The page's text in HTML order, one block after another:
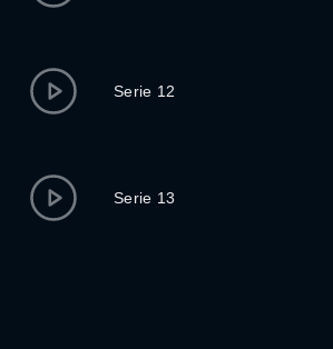
Serie 12
Serie 13